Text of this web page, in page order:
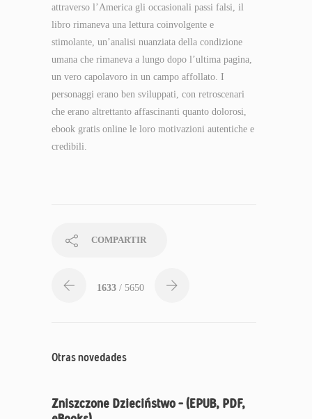
attraverso l’America gli occasionali passi falsi, il
libro rimaneva una lettura coinvolgente e
stimolante, un’analisi nuanziata della condizione
umana che rimaneva a lungo dopo l’ultima pagina,
un vero capolavoro in un campo affollato. I
personaggi erano ben sviluppati, con retroscenari
che erano altrettanto affascinanti quanto dolorosi,
ebook gratis online le loro motivazioni autentiche e
credibili.
COMPARTIR
1633 / 5650
Otras novedades
Zniszczone Dzieciństwo – (EPUB, PDF,